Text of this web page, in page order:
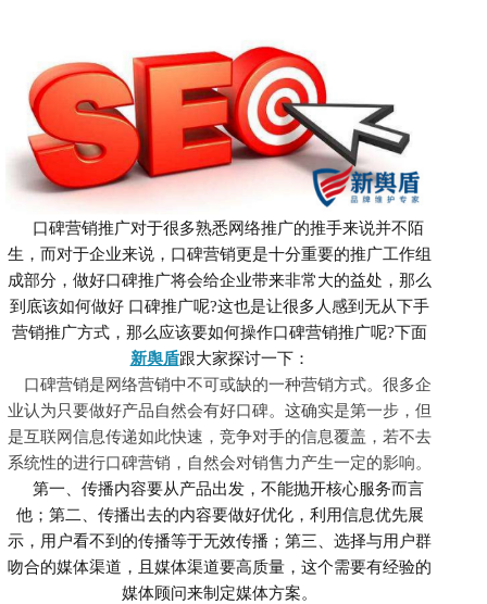
口碑营销推广对于很多熟悉网络推广的推手来说并不陌
生，而对于企业来说，口碑营销更是十分重要的推广工作组
成部分，做好口碑推广将会给企业带来非常大的益处，那么
到底该如何做好 口碑推广呢?这也是让很多人感到无从下手
营销推广方式，那么应该要如何操作口碑营销推广呢?下面
新舆盾跟大家探讨一下：
口碑营销是网络营销中不可或缺的一种营销方式。很多企
业认为只要做好产品自然会有好口碑。这确实是第一步，但
是互联网信息传递如此快速，竞争对手的信息覆盖，若不去
系统性的进行口碑营销，自然会对销售力产生一定的影响。
第一、 传播内容要从产品出发，不能抛开核心服务而言
他；第二、传播出去的内容要做好优化，利用信息优先展
示，用户看不到的传播等于无效传播；第三、选择与用户群
吻合的媒体渠道，且媒体渠道要高质量，这个需要有经验的
媒体顾问来制定媒体方案。